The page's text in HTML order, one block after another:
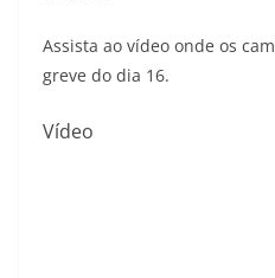
Assista ao vídeo onde os
greve do dia 16.
Vídeo